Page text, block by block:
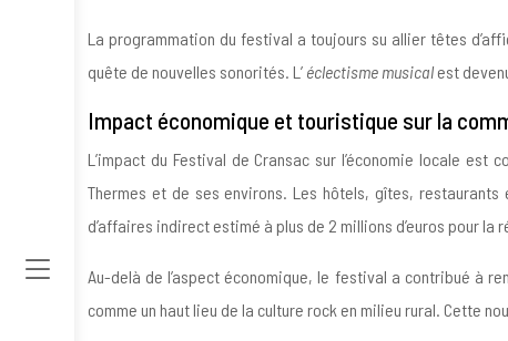
La programmation du festival a toujours su allier têtes
quête de nouvelles sonorités. L’ éclectisme musicalest
Impact économique et touristique sur la
L’impact du Festival de Cransac sur l’économie locale
Thermes et de ses environs. Les hôtels, gîtes,
d’affaires indirect estimé à plus de 2 millions d’euros pour la
Au-delà de l’aspect économique, le festival a contribué à
comme un haut lieu de la culture rock en milieu rural. Cette